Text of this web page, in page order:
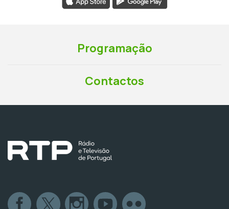
Programação
Contactos